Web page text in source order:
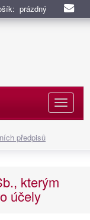
prázdný
předpisů
kterým
účely